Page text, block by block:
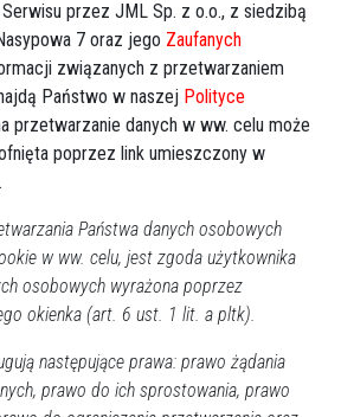
↗Udostępnij
wróć
przez JML Sp. z o.o., z siedzibą
7 oraz jego Zaufanych
związanych z przetwarzaniem
Państwo w naszej Polityce
przetwarzanie danych w ww. celu może
poprzez link umieszczony w
.
Państwa danych osobowych
w ww. celu, jest zgoda użytkownika
osobowych wyrażona poprzez
okienka (art. 6 ust. 1 lit. a pltk).
następujące prawa: prawo żądania
prawo do ich sprostowania, prawo